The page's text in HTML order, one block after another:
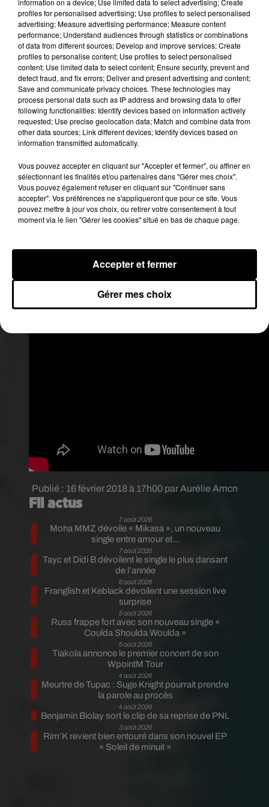
Publié : 16 février 2018 à 17h00 par Aurélie Amcn
La bande-annonce du spin-off Station 19 :
personnages de Station 19 :
Fil actus
7 août 2026
Moha MMZ dévoile « Mikasa », un nouveau
single entre amour et...
7 août 2026
Tayc et Didi B dévoilent le single le plus dansant
de l’année
6 août 2026
Franglish et Keblack dévoilent une session live
surprise
5 août 2026
Russ frappe fort avec son nouveau single «
Coulda Shoulda Woulda »
5 août 2026
Tiakola annonce le premier concert de son
WpointM Tour
4 août 2026
Meurtre de Tupac : Suge Knight pourrait prendre
la parole au procès
4 août 2026
Benjamin Biolay sort le clip de sa reprise de PNL
3 août 2026
Rim’K revient bien entouré dans son nouvel EP
« Soleil de minuit »
profiles for personalised advertising; Use profiles to select personalised
advertising; Measure advertising performance; Measure content
performance; Understand audiences through statistics or combinations
of data from different sources; Develop and improve services; Create
profiles to personalise content; Use profiles to select personalised
content; Use limited data to select content; Ensure security, prevent and
detect fraud, and fix errors; Deliver and present advertising and content;
Save and communicate privacy choices. These technologies may
process personal data such as IP address and browsing data to offer
following functionalities: Identify devices based on information actively
requested; Use precise geolocation data; Match and combine data from
other data sources; Link different devices; Identify devices based on
information transmitted automatically.
Vous pouvez accepter en cliquant sur "Accepter et fermer", ou affiner en
sélectionnant les finalités et/ou partenaires dans "Gérer mes choix".
Vous pouvez également refuser en cliquant sur "Continuer sans
accepter". Vos préférences ne s'appliqueront que pour ce site. Vous
pouvez mettre à jour vos choix, ou retirer votre consentement à tout
moment via le lien "Gérer les cookies" situé en bas de chaque page.
Gérer mes choix
Accepter et fermer